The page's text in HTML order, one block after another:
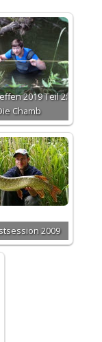
2019 Teil 2:
Chamb
2009